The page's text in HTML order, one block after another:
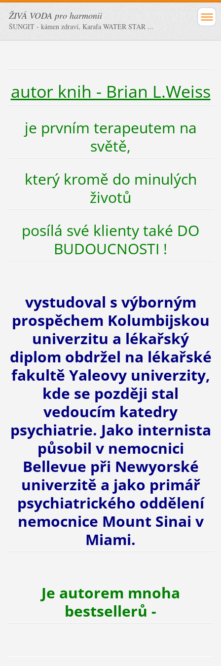
ŽIVÁ VODA pro harmonii
ŠUNGIT - kámen zdraví, Karafa WATER STAR ...
autor knih - Brian L.Weiss
je prvním terapeutem na
světě,
který kromě do minulých
životů
posílá své klienty také DO
BUDOUCNOSTI !
vystudoval s výborným
prospěchem Kolumbijskou
univerzitu a lékařský
diplom obdržel na lékařské
fakultě Yaleovy univerzity,
kde se později stal
vedoucím katedry
psychiatrie. Jako internista
působil v nemocnici
Bellevue při Newyorské
univerzitě a jako primář
psychiatrického oddělení
nemocnice Mount Sinai v
Miami.
Je autorem mnoha
bestsellerů -